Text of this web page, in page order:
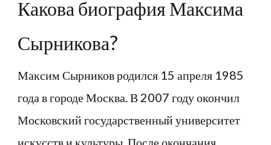
Какова биография Максима
Сырникова?
Максим Сырников родился 15 апреля 1985
года в городе Москва. В 2007 году окончил
Московский государственный университет
искусств и культуры. После окончания